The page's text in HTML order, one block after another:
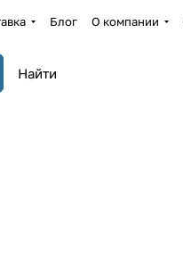
Блог О компании